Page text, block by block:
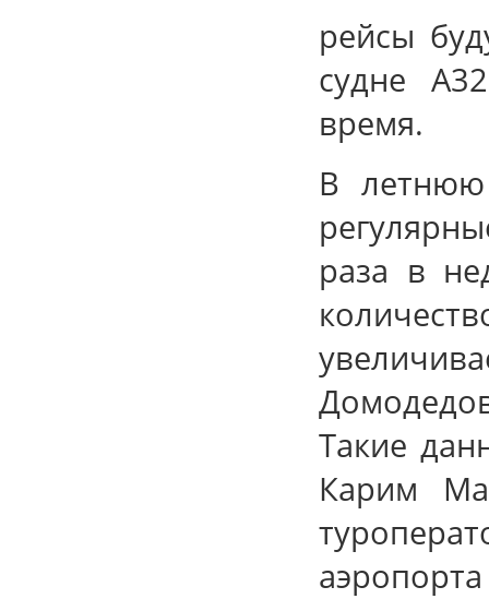
рейсы
судне
время.
В летнюю
раза в
Такие
Карим